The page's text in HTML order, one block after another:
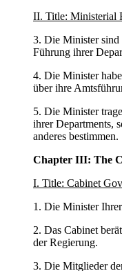
II. Title: Ministerial
3. Die Minister sind
Führung ihrer
4. Die Minister
über ihre
5. Die Minister
ihrer Departments,
anderes bestimmen.
Chapter III: The
I. Title: Cabinet
1. Die Minister
2. Das Cabinet
der Regierung.
3. Die Mitglieder